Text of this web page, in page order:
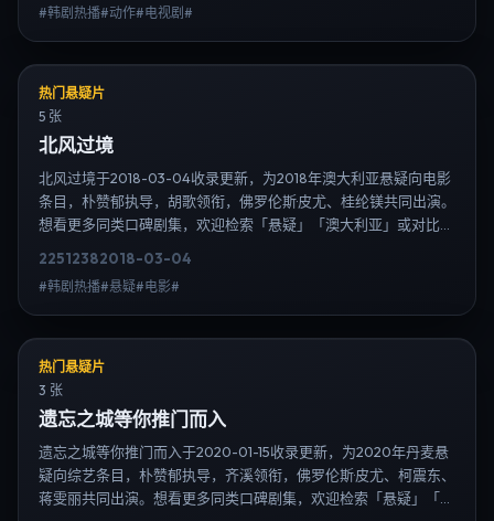
伸检索日韩电视剧、韩剧全集、日剧高清等长尾词。
#韩剧热播#动作#电视剧#
热门悬疑片
5 张
北风过境
北风过境于2018-03-04收录更新，为2018年澳大利亚悬疑向电影
条目，朴赞郁执导，胡歌领衔，佛罗伦斯·皮尤、桂纶镁共同出演。
想看更多同类口碑剧集，欢迎检索「悬疑」「澳大利亚」或对比同
日韩电视剧、韩剧全集、日剧高清等长尾词。
22512382018-03-04
#韩剧热播#悬疑#电影#
热门悬疑片
3 张
遗忘之城等你推门而入
遗忘之城等你推门而入于2020-01-15收录更新，为2020年丹麦悬
疑向综艺条目，朴赞郁执导，齐溪领衔，佛罗伦斯·皮尤、柯震东、
蒋雯丽共同出演。想看更多同类口碑剧集，欢迎检索「悬疑」「丹